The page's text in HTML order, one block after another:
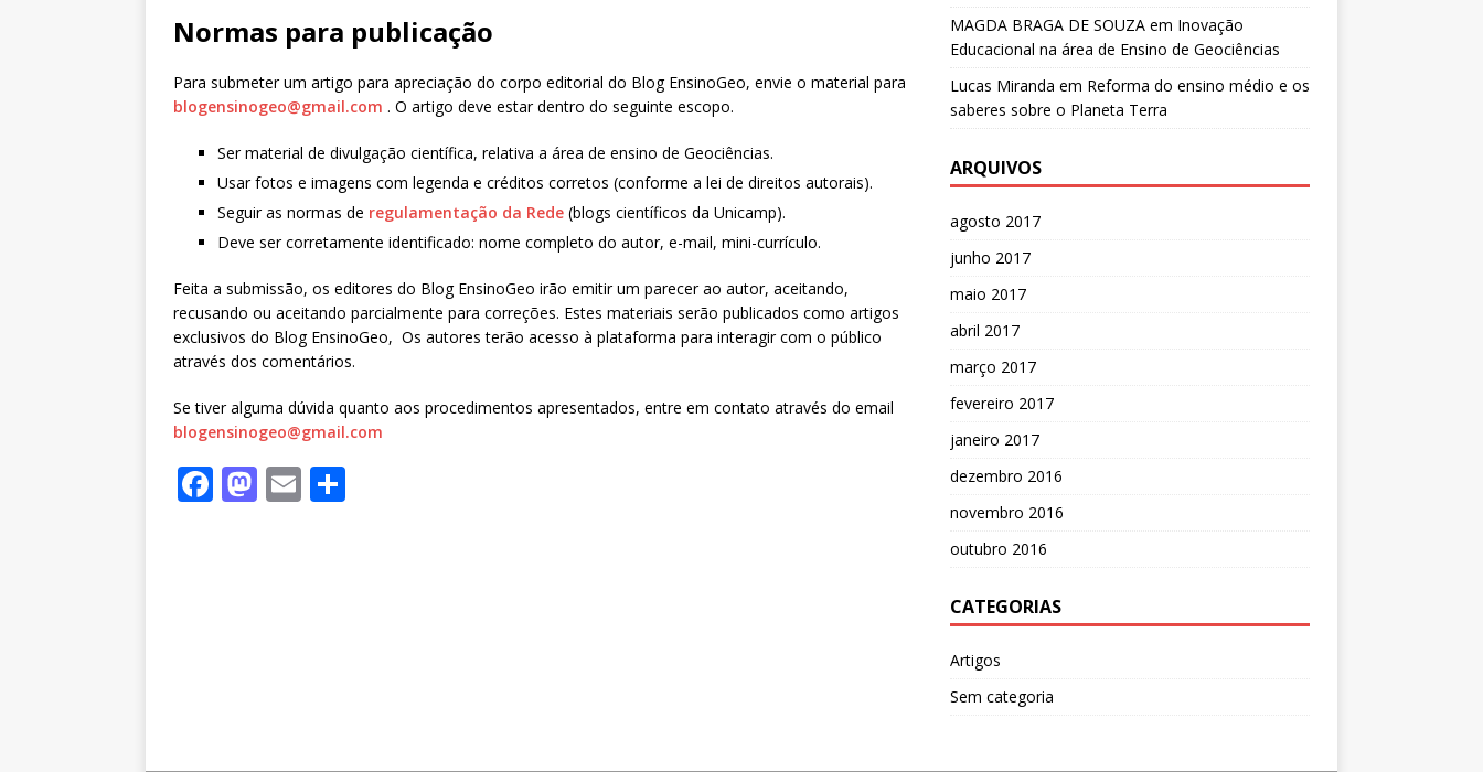
Normas para publicação
Para submeter um artigo para apreciação do corpo editorial do Blog EnsinoGeo, envie o material para
blogensinogeo@gmail.com . O artigo deve estar dentro do seguinte escopo.
Ser material de divulgação científica, relativa a área de ensino de Geociências.
Usar fotos e imagens com legenda e créditos corretos (conforme a lei de direitos autorais).
Seguir as normas de regulamentação da Rede (blogs científicos da Unicamp).
Deve ser corretamente identificado: nome completo do autor, e-mail, mini-currículo.
Feita a submissão, os editores do Blog EnsinoGeo irão emitir um parecer ao autor, aceitando,
recusando ou aceitando parcialmente para correções. Estes materiais serão publicados como artigos
exclusivos do Blog EnsinoGeo, Os autores terão acesso à plataforma para interagir com o público
através dos comentários.
Se tiver alguma dúvida quanto aos procedimentos apresentados, entre em contato através do email
blogensinogeo@gmail.com
F M E
MAGDA BRAGA DE SOUZAem Inovação
Educacional na área de Ensino de Geociências
Lucas Miranda em Reforma do ensino médio e os
saberes sobre o Planeta Terra
ARQUIVOS
agosto 2017
junho 2017
maio 2017
abril 2017
março 2017
fevereiro 2017
janeiro 2017
dezembro 2016
novembro 2016
outubro 2016
CATEGORIAS
Artigos
Sem categoria